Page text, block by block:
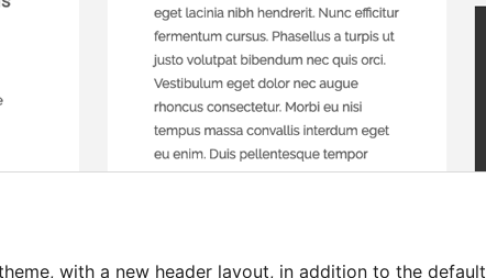
with a new header layout, in addition to the default